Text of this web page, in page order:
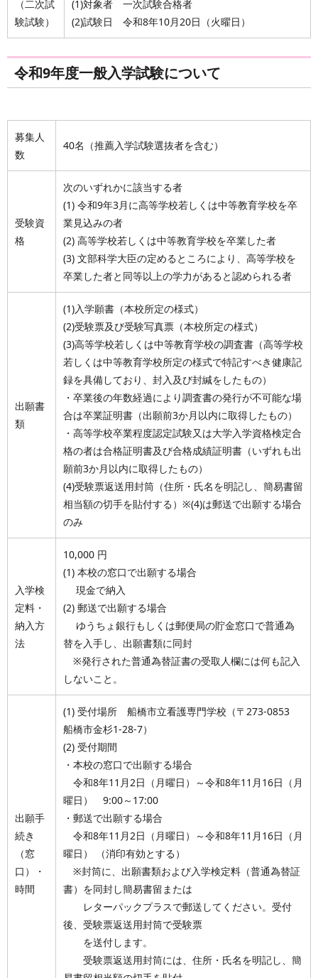
（二次試
験試験）
(1)対象者 一次試験合格者
(2)試験日 令和8年10月20日（火曜日）
令和9年度一般入学試験について
募集人
数
40名（推薦入学試験選抜者を含む）
受験資
格
次のいずれかに該当する者
(1) 令和9年3月に高等学校若しくは中等教育学校を卒
業見込みの者
(2) 高等学校若しくは中等教育学校を卒業した者
(3) 文部科学大臣の定めるところにより、高等学校を
卒業した者と同等以上の学力があると認められる者
出願書
類
(1)入学願書（本校所定の様式）
(2)受験票及び受験写真票（本校所定の様式）
(3)高等学校若しくは中等教育学校の調査書（高等学校
若しくは中等教育学校所定の様式で特記すべき健康記
録を具備しており、封入及び封緘をしたもの）
・卒業後の年数経過により調査書の発行が不可能な場
合は卒業証明書（出願前3か月以内に取得したもの）
・高等学校卒業程度認定試験又は大学入学資格検定合
格の者は合格証明書及び合格成績証明書（いずれも出
願前3か月以内に取得したもの）
(4)受験票返送用封筒（住所・氏名を明記し、簡易書留
相当額の切手を貼付する）※(4)は郵送で出願する場合
のみ
入学検
定料・
納入方
法
10,000 円
(1) 本校の窓口で出願する場合
現金で納入
(2) 郵送で出願する場合
ゆうちょ銀行もしくは郵便局の貯金窓口で普通為
替を入手し、出願書類に同封
※発行された普通為替証書の受取人欄には何も記入
しないこと。
出願手
続き
（窓
口）・
時間
(1) 受付場所 船橋市立看護専門学校（〒273-0853
船橋市金杉1-28-7）
(2) 受付期間
・本校の窓口で出願する場合
令和8年11月2日（月曜日）～令和8年11月16日（月
曜日） 9:00～17:00
・郵送で出願する場合
令和8年11月2日（月曜日）～令和8年11月16日（月
曜日） （消印有効とする）
※封筒に、出願書類および入学検定料（普通為替証
書）を同封し簡易書留または
レターパックプラスで郵送してください。受付
後、受験票返送用封筒で受験票
を送付します。
受験票返送用封筒には、住所・氏名を明記し、簡